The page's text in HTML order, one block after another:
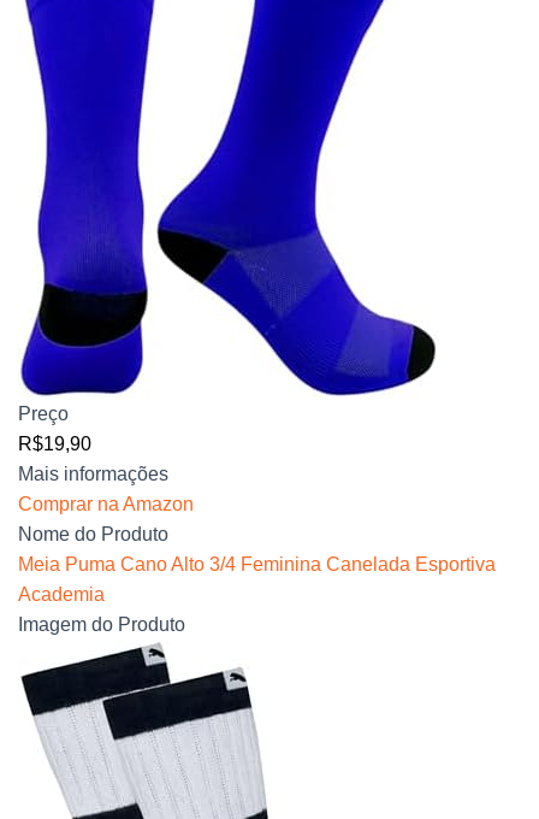
Preço
R$19,90
Mais informações
Comprar na Amazon
Nome do Produto
Meia Puma Cano Alto 3/4 Feminina Canelada Esportiva
Academia
Imagem do Produto